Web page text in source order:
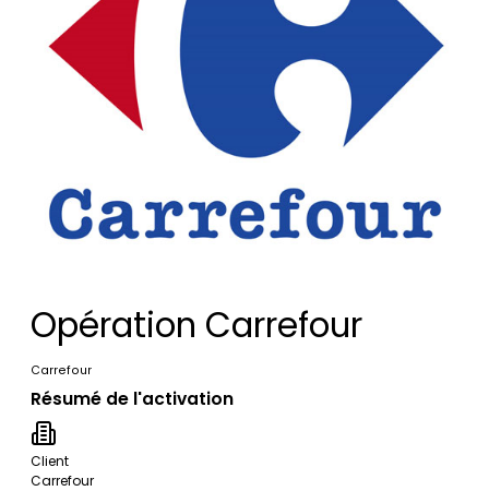
Opération Carrefour
Carrefour
Résumé de l'activation
Client
Carrefour